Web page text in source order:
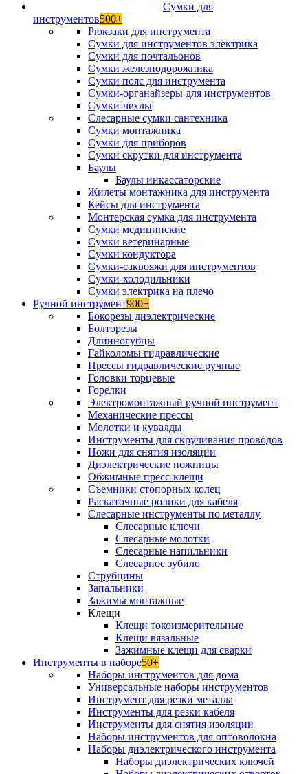
Сумки для
инструментов500+
Рюкзаки для инструмента
Сумки для инструментов электрика
Сумки для почтальонов
Сумки железнодорожника
Сумки пояс для инструмента
Сумки-органайзеры для инструментов
Сумки-чехлы
Слесарные сумки сантехника
Сумки монтажника
Сумки для приборов
Сумки скрутки для инструмента
Баулы
Баулы инкассаторские
Жилеты монтажника для инструмента
Кейсы для инструмента
Монтерская сумка для инструмента
Сумки медицинские
Сумки ветеринарные
Сумки кондуктора
Сумки-саквояжи для инструментов
Сумки-холодильники
Сумки электрика на плечо
Ручной инструмент900+
Бокорезы диэлектрические
Болторезы
Длинногубцы
Гайколомы гидравлические
Прессы гидравлические ручные
Головки торцевые
Горелки
Электромонтажный ручной инструмент
Механические прессы
Молотки и кувалды
Инструменты для скручивания проводов
Ножи для снятия изоляции
Диэлектрические ножницы
Обжимные пресс-клещи
Съемники стопорных колец
Раскаточные ролики для кабеля
Слесарные инструменты по металлу
Слесарные ключи
Слесарные молотки
Слесарные напильники
Слесарное зубило
Струбцины
Запальники
Зажимы монтажные
Клещи
Клещи токоизмерительные
Клещи вязальные
Зажимные клещи для сварки
Инструменты в наборе50+
Наборы инструментов для дома
Универсальные наборы инструментов
Инструмент для резки металла
Инструменты для резки кабеля
Инструменты для снятия изоляции
Наборы инструментов для оптоволокна
Наборы диэлектрического инструмента
Наборы диэлектрических ключей